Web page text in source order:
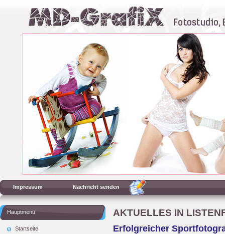
Impressum Nachricht senden
Hauptmenü
Startseite
AKTUELLES IN
Erfolgreicher